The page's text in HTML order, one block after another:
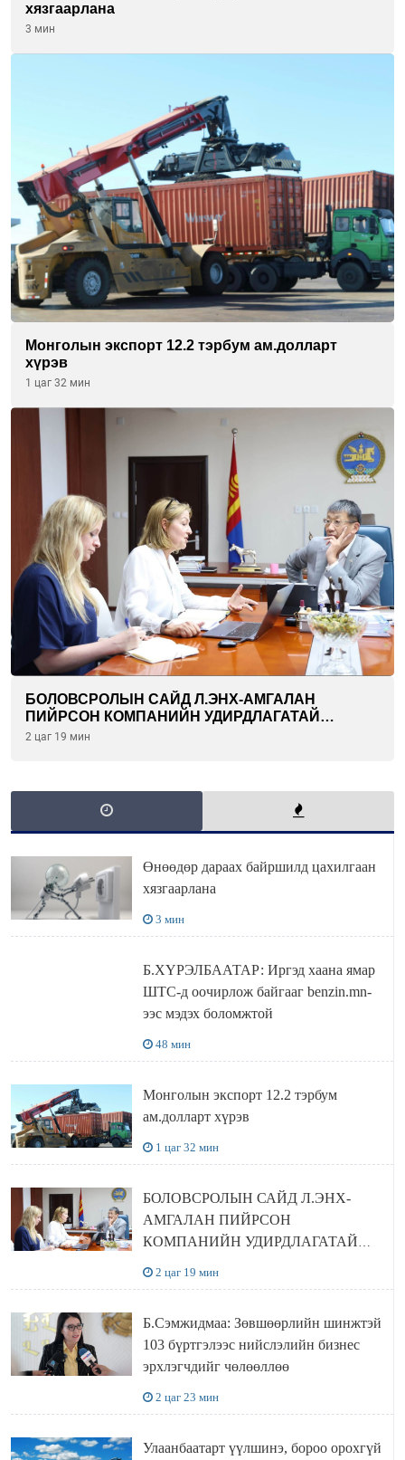
хязгаарлана
3 мин
Монголын экспорт 12.2 тэрбум ам.долларт
хүрэв
1 цаг 32 мин
БОЛОВСРОЛЫН САЙД Л.ЭНХ-АМГАЛАН
ПИЙРСОН КОМПАНИЙН УДИРДЛАГАТАЙ
УУЛЗЛАА
2 цаг 19 мин
Өнөөдөр дараах байршилд цахилгаан
хязгаарлана
3 мин
Б.ХҮРЭЛБААТАР: Иргэд хаана ямар
ШТС-д оочирлож байгааг benzin.mn-
ээс мэдэх боломжтой
48 мин
Монголын экспорт 12.2 тэрбум
ам.долларт хүрэв
1 цаг 32 мин
БОЛОВСРОЛЫН САЙД Л.ЭНХ-
АМГАЛАН ПИЙРСОН
КОМПАНИЙН УДИРДЛАГАТАЙ
2 цаг 19 мин
Б.Сэмжидмаа: Зөвшөөрлийн шинжтэй
103 бүртгэлээс нийслэлийн бизнес
эрхлэгчдийг чөлөөллөө
2 цаг 23 мин
Улаанбаатарт үүлшинэ, бороо орохгүй